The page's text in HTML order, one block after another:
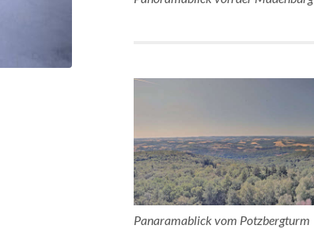
Panaramablick vom Potzbergturm